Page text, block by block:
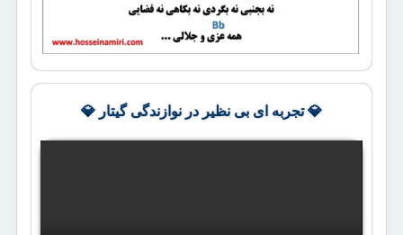
💎 تجربه ای بی نظیر در نوازندگی گیتار 💎